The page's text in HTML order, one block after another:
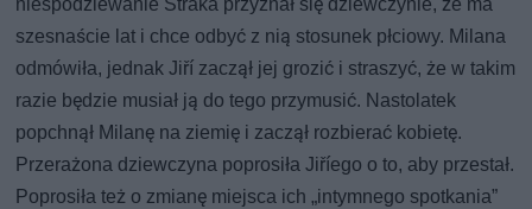
szesnaście lat i chce odbyć z nią stosunek płciowy. Milana
odmówiła, jednak Jiří zaczął jej grozić i straszyć, że w takim
razie będzie musiał ją do tego przymusić. Nastolatek
popchnął Milanę na ziemię i zaczął rozbierać kobietę.
Przerażona dziewczyna poprosiła Jiříego o to, aby przestał.
Poprosiła też o zmianę miejsca ich „intymnego spotkania”